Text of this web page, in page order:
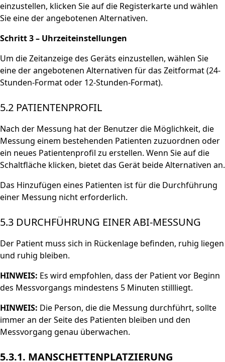
einzustellen, klicken Sie auf die Registerkarte und wählen
Sie eine der angebotenen Alternativen.
Schritt 3 – Uhrzeiteinstellungen
Um die Zeitanzeige des Geräts einzustellen, wählen Sie
eine der angebotenen Alternativen für das Zeitformat (24-
Stunden-Format oder 12-Stunden-Format).
5.2 PATIENTENPROFIL
Nach der Messung hat der Benutzer die Möglichkeit, die
Messung einem bestehenden Patienten zuzuordnen oder
ein neues Patientenprofil zu erstellen. Wenn Sie auf die
Schaltfläche klicken, bietet das Gerät beide Alternativen an.
Das Hinzufügen eines Patienten ist für die Durchführung
einer Messung nicht erforderlich.
5.3 DURCHFÜHRUNG EINER ABI-MESSUNG
Der Patient muss sich in Rückenlage befinden, ruhig liegen
und ruhig bleiben.
HINWEIS: Es wird empfohlen, dass der Patient vor Beginn
des Messvorgangs mindestens 5 Minuten stillliegt.
HINWEIS: Die Person, die die Messung durchführt, sollte
immer an der Seite des Patienten bleiben und den
Messvorgang genau überwachen.
5.3.1. MANSCHETTENPLATZIERUNG